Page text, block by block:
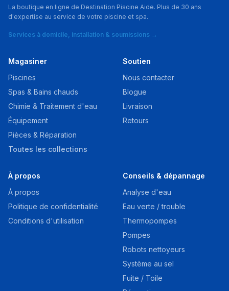
La boutique en ligne de Destination Piscine Aide. Plus de 30 ans
d'expertise au service de votre piscine et spa.
Services à domicile, installation & soumissions →
Magasiner
Piscines
Spas & Bains chauds
Chimie & Traitement d'eau
Équipement
Pièces & Réparation
Toutes les collections
Soutien
Nous contacter
Blogue
Livraison
Retours
À propos
À propos
Politique de confidentialité
Conditions d'utilisation
Conseils & dépannage
Analyse d'eau
Eau verte / trouble
Thermopompes
Pompes
Robots nettoyeurs
Système au sel
Fuite / Toile